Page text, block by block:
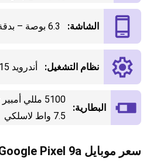
الشاشة: 6.3 بوصة – بدقة 1080×2424
نظام التشغيل: أندرويد 15
البطارية:
7.5 واط لاسلكي
سعر موبايل Google Pixel 9a